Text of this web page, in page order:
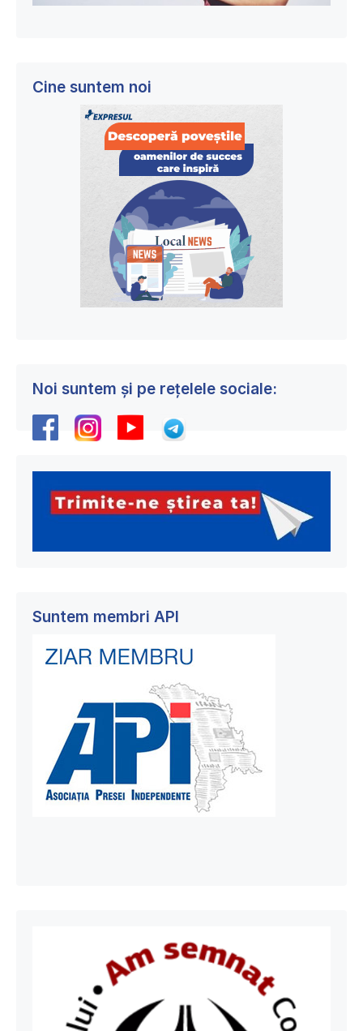
Cine suntem noi
Noi suntem și pe rețelele sociale:
Suntem membri API